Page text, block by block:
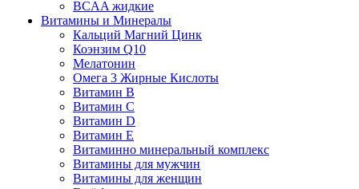
BCAA жидкие
Витамины и Минералы
Кальций Магний Цинк
Коэнзим Q10
Мелатонин
Омега 3 Жирные Кислоты
Витамин B
Витамин C
Витамин D
Витамин E
Витаминно минеральный комплекс
Витамины для мужчин
Витамины для женщин